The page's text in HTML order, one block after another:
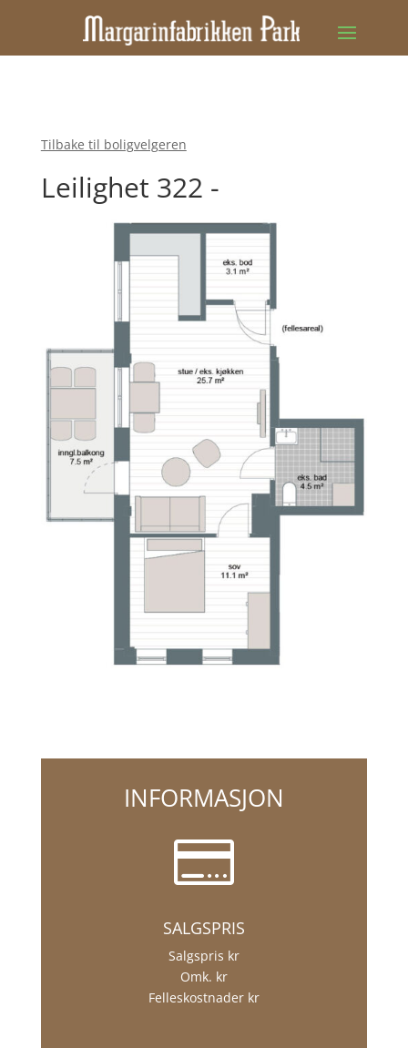
Tilbake til boligvelgeren
Leilighet 322 -
INFORMASJON

SALGSPRIS
Salgspris kr
Omk. kr
Felleskostnader kr